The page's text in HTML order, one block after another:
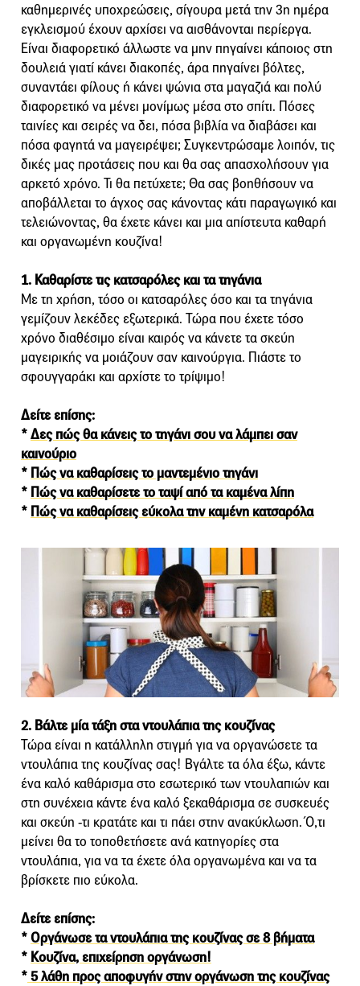
καθημερινές υποχρεώσεις, σίγουρα μετά την 3η ημέρα
εγκλεισμού έχουν αρχίσει να αισθάνονται περίεργα.
Είναι διαφορετικό άλλωστε να μην πηγαίνει κάποιος στη
δουλειά γιατί κάνει διακοπές, άρα πηγαίνει βόλτες,
συναντάει φίλους ή κάνει ψώνια στα μαγαζιά και πολύ
διαφορετικό να μένει μονίμως μέσα στο σπίτι. Πόσες
ταινίες και σειρές να δει, πόσα βιβλία να διαβάσει και
πόσα φαγητά να μαγειρέψει; Συγκεντρώσαμε λοιπόν, τις
δικές μας προτάσεις που και θα σας απασχολήσουν για
αρκετό χρόνο. Τι θα πετύχετε; Θα σας βοηθήσουν να
αποβάλλεται το άγχος σας κάνοντας κάτι παραγωγικό και
τελειώνοντας, θα έχετε κάνει και μια απίστευτα καθαρή
και οργανωμένη κουζίνα!
1. Καθαρίστε τις κατσαρόλες και τα τηγάνια
Με τη χρήση, τόσο οι κατσαρόλες όσο και τα τηγάνια
γεμίζουν λεκέδες εξωτερικά. Τώρα που έχετε τόσο
χρόνο διαθέσιμο είναι καιρός να κάνετε τα σκεύη
μαγειρικής να μοιάζουν σαν καινούργια. Πιάστε το
σφουγγαράκι και αρχίστε το τρίψιμο!
Δείτε επίσης:
*Δες πώς θα κάνεις το τηγάνι σου να λάμπει σαν
καινούριο
* Πώς να καθαρίσεις το μαντεμένιο τηγάνι
* Πώς να καθαρίσετε το ταψί από τα καμένα λίπη
* Πώς να καθαρίσεις εύκολα την καμένη κατσαρόλα
2. Βάλτε μία τάξη στα ντουλάπια της κουζίνας
Τώρα είναι η κατάλληλη στιγμή για να οργανώσετε τα
ντουλάπια της κουζίνας σας! Βγάλτε τα όλα έξω, κάντε
ένα καλό καθάρισμα στο εσωτερικό των ντουλαπιών και
στη συνέχεια κάντε ένα καλό ξεκαθάρισμα σε συσκευές
και σκεύη -τι κρατάτε και τι πάει στην ανακύκλωση. Ό,τι
μείνει θα το τοποθετήσετε ανά κατηγορίες στα
ντουλάπια, για να τα έχετε όλα οργανωμένα και να τα
βρίσκετε πιο εύκολα.
Δείτε επίσης:
*Οργάνωσε τα ντουλάπια της κουζίνας σε 8 βήματα
* Κουζίνα, επιχείρηση οργάνωση!
*5 λάθη προς αποφυγήν στην οργάνωση της κουζίνας